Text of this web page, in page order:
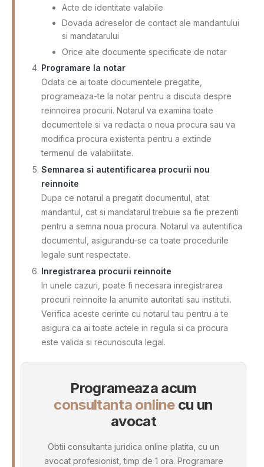
Acte de identitate valabile
Dovada adreselor de contact ale mandantului
si mandatarului
Orice alte documente specificate de notar
Programare la notar
Odata ce ai toate documentele pregatite,
programeaza-te la notar pentru a discuta despre
reinnoirea procurii. Notarul va examina toate
documentele si va redacta o noua procura sau va
modifica procura existenta pentru a extinde
termenul de valabilitate.
Semnarea si autentificarea procurii nou
reinnoite
Dupa ce notarul a pregatit documentul, atat
mandantul, cat si mandatarul trebuie sa fie prezenti
pentru a semna noua procura. Notarul va autentifica
documentul, asigurandu-se ca toate procedurile
legale sunt respectate.
Inregistrarea procurii reinnoite
In unele cazuri, poate fi necesara inregistrarea
procurii reinnoite la anumite autoritati sau institutii.
Verifica aceste cerinte cu notarul tau pentru a te
asigura ca ai toate actele in regula si ca procura
este valida si recunoscuta legal.
Programeaza acum
consultanta onlinecu un
avocat
Obtii consultanta juridica online platita, cu un
avocat profesionist, timp de 1 ora. Programare